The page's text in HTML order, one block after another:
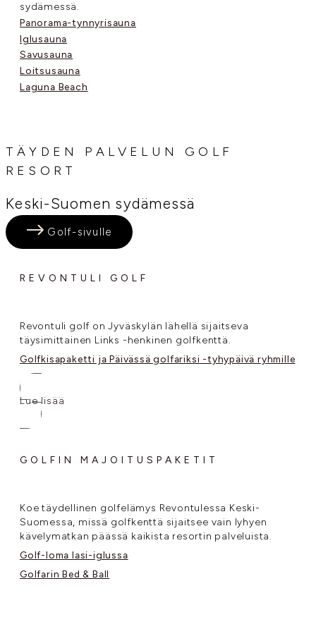
sydämessä.
Panorama-tynnyrisauna
Iglusauna
Savusauna
Loitsusauna
Laguna Beach
TÄYDEN PALVELUN GOLF
RESORT
Keski-Suomen sydämessä
Golf-sivulle
REVONTULI GOLF
Revontuli golf on Jyväskylän lähellä sijaitseva
täysimittainen Links -henkinen golfkenttä.
Golfkisapaketti ja Päivässä golfariksi -tyhypäivä ryhmille
Lue lisää
GOLFIN MAJOITUSPAKETIT
Koe täydellinen golfelämys Revontulessa Keski-
Suomessa, missä golfkenttä sijaitsee vain lyhyen
kävelymatkan päässä kaikista resortin palveluista.
Golf-loma lasi-iglussa
Golfarin Bed & Ball